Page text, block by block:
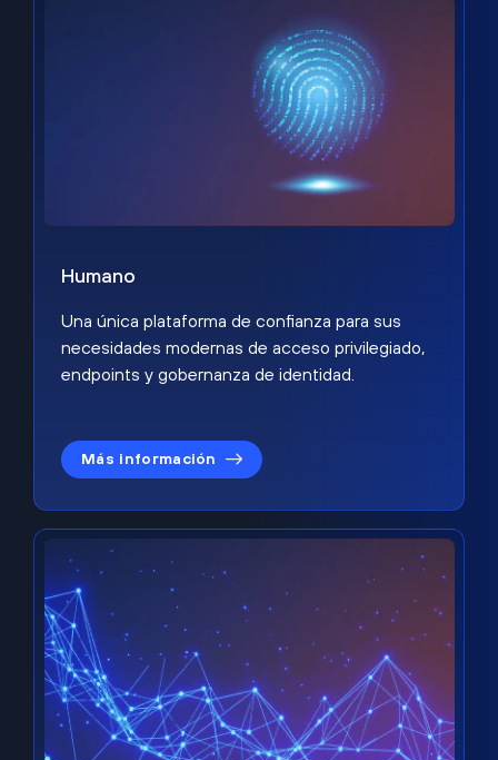
Humano
Una única plataforma de confianza para sus
necesidades modernas de acceso privilegiado,
endpoints y gobernanza de identidad.
Más información